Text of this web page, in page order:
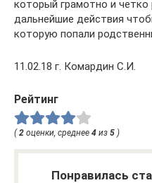
который грамотно и четко
дальнейшие действия
которую попали
11.02.18 г. Комардин С.И.
Рейтинг
(2 оценки, среднее 4 из 5 )
Понравилась